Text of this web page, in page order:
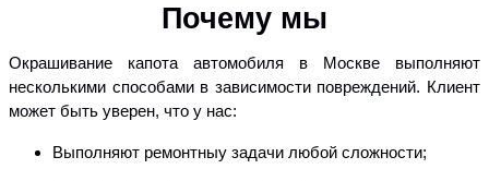
Почему мы
Окрашивание капота автомобиля в Москве выполняют
несколькими способами в зависимости повреждений. Клиент
может быть уверен, что у нас:
Выполняют ремонтныу задачи любой сложности;